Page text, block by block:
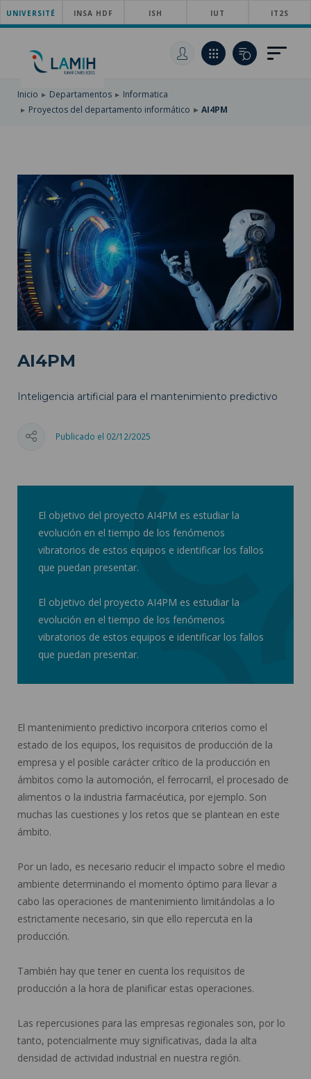
SKIP
TO
NAVIGATION
PASAR
CONTENIDO
PRINCIPAL
SKIP
UNIVERSITÉ INSA HDF ISH IUT IT2S
Inicio Departamentos
Informatica
Proyectos del departamento informático
AI4PM
AI4PM
Inteligencia artificial para el mantenimiento predictivo
Publicado el 02/12/2025
El objetivo del proyecto AI4PM es estudiar la
evolución en el tiempo de los fenómenos
vibratorios de estos equipos e identificar los fallos
que puedan presentar.
El objetivo del proyecto AI4PM es estudiar la
evolución en el tiempo de los fenómenos
vibratorios de estos equipos e identificar los fallos
que puedan presentar.
El mantenimiento predictivo incorpora criterios como el
estado de los equipos, los requisitos de producción de la
empresa y el posible carácter crítico de la producción en
ámbitos como la automoción, el ferrocarril, el procesado de
alimentos o la industria farmacéutica, por ejemplo. Son
muchas las cuestiones y los retos que se plantean en este
ámbito.
Por un lado, es necesario reducir el impacto sobre el medio
ambiente determinando el momento óptimo para llevar a
cabo las operaciones de mantenimiento limitándolas a lo
estrictamente necesario, sin que ello repercuta en la
producción.
También hay que tener en cuenta los requisitos de
producción a la hora de planificar estas operaciones.
Las repercusiones para las empresas regionales son, por lo
tanto, potencialmente muy significativas, dada la alta
densidad de actividad industrial en nuestra región.